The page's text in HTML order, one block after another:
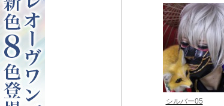
シルバー05